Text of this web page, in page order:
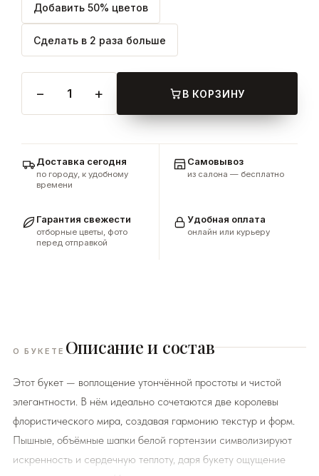
Добавить 50% цветов
Сделать в 2 раза больше
− 1 + В КОРЗИНУ
Доставка сегодня
по городу, к удобному
времени
Самовывоз
из салона — бесплатно
Гарантия свежести
отборные цветы, фото
перед отправкой
Удобная оплата
онлайн или курьеру
О БУКЕТЕ Описание и состав
Этот букет — воплощение утончённой простоты и чистой
элегантности. В нём идеально сочетаются две королевы
флористического мира, создавая гармонию текстур и форм.
Пышные, объёмные шапки белой гортензии символизируют
искренность и сердечную теплоту, даря букету ощущение